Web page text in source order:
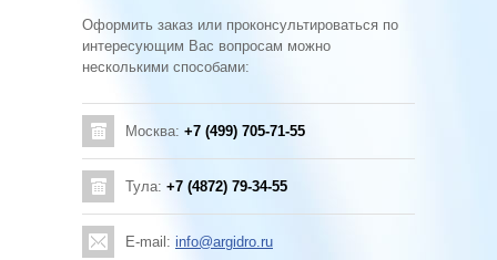
Оформить заказ или проконсультироваться по
интересующим Вас вопросам можно
несколькими способами:
Москва: +7 (499) 705-71-55
Тула: +7 (4872) 79-34-55
E-mail: info@argidro.ru